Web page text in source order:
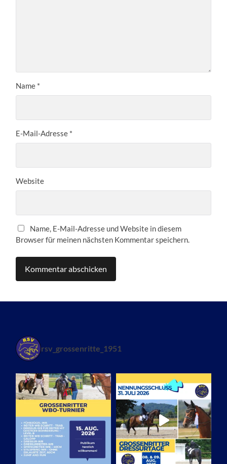
Name *
E-Mail-Adresse *
Website
Name, E-Mail-Adresse und Website in diesem
Browser für meinen nächsten Kommentar speichern.
rsv_grossenritte_1951